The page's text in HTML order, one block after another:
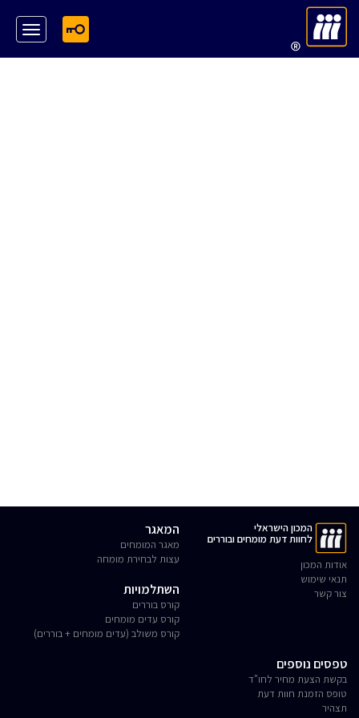
המכון הישראלי
לחוות דעת מומחים ובוררים
אודות המכון
תנאי שימוש
צור קשר
המאגר
מאגר המומחים
עצות לבחירת מומחה
השתלמויות
קורס בוררים
קורס עדים מומחים
קורס משולב (עדים מומחים + בוררים)
טפסים נוספים
בקשת הצעת מחיר לחו"ד
טופס הזמנת חוות דעת
תצהיר